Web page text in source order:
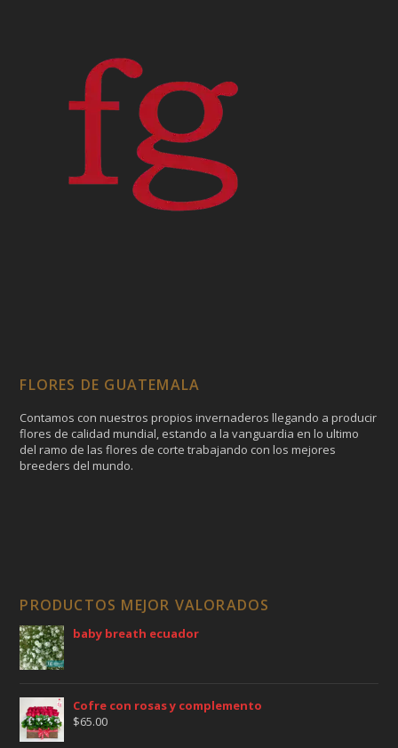
FLORES DE GUATEMALA
Contamos con nuestros propios invernaderos llegando a producir
flores de calidad mundial, estando a la vanguardia en lo ultimo
del ramo de las flores de corte trabajando con los mejores
breeders del mundo.
PRODUCTOS MEJOR VALORADOS
baby breath ecuador
Cofre con rosas y complemento
$65.00